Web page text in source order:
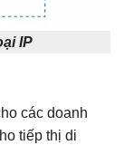
IP
các doanh
tiếp thị di